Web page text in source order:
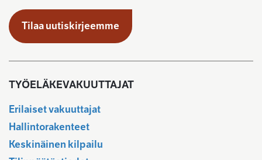
Tilaa uutiskirjeemme
TYÖELÄKEVAKUUTTAJAT
Erilaiset vakuuttajat
Hallintorakenteet
Keskinäinen kilpailu